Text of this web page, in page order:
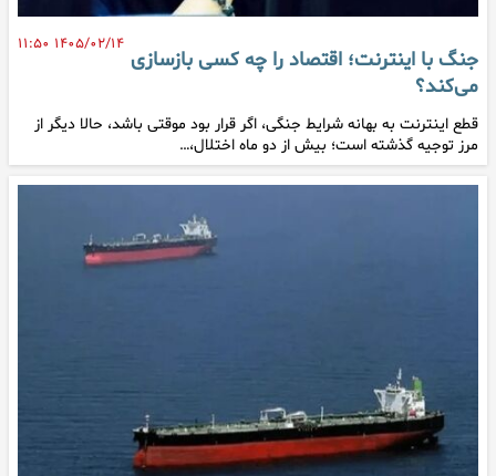
۱۴۰۵/۰۲/۱۴ ۱۱:۵۰
جنگ با اینترنت؛ اقتصاد را چه کسی بازسازی
می‌کند؟
قطع اینترنت به بهانه شرایط جنگی، اگر قرار بود موقتی باشد، حالا دیگر از
مرز توجیه گذشته است؛ بیش از دو ماه اختلال،…